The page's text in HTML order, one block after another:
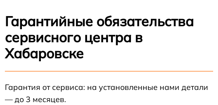
Гарантийные обязательства
сервисного центра в
Хабаровске
Гарантия от сервиса: на установленные нами детали
— до 3 месяцев.